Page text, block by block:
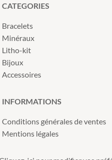
CATEGORIES
Bracelets
Minéraux
Litho-kit
Bijoux
Accessoires
INFORMATIONS
Conditions générales de ventes
Mentions légales